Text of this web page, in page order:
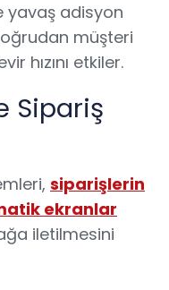
yavaş adisyon
müşteri
hızını etkiler.
Sipariş
siparişlerin
ekranlar
iletilmesini